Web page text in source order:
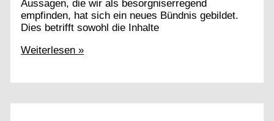
Aussagen, die wir als besorgniserregend
empfinden, hat sich ein neues Bündnis gebildet.
Dies betrifft sowohl die Inhalte
Dringender
Gleichstellung
Weiterlesen »